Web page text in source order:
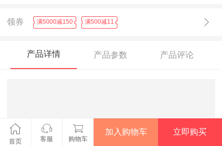
领券 满5000减150 满500减11
产品详情 产品参数 产品评论
首页 客服 购物车
加入购物车 立即购买